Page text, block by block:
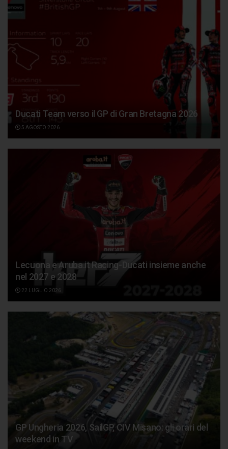
Ducati Team verso il GP di Gran Bretagna 2026
5 AGOSTO 2026
Lecuona e Aruba.it Racing-Ducati insieme anche
nel 2027 e 2028
22 LUGLIO 2026
GP Ungheria 2026, SailGP, CIV Misano: gli orari del
weekend in TV